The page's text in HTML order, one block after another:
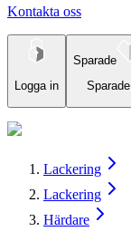
Kontakta oss
Logga in
Sparade
Sparade
Lackering
Lackering
Härdare